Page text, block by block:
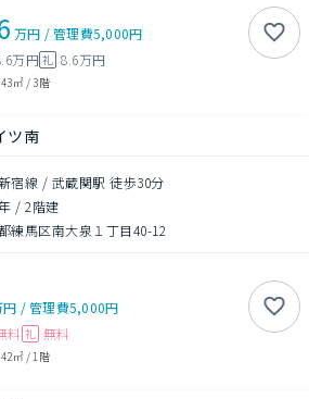
万円 /管理費5,000円
万円礼 8.6万円
43㎡/3階
ツ南
宿線 / 武蔵関駅 徒歩30分
/2階建
練馬区南大泉１丁目40-12
円 /管理費5,000円
料 礼 無料
42㎡/ 1階